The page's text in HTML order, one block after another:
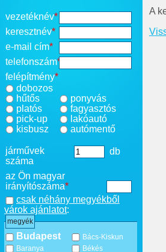
vezetéknév*
keresztnév*
e-mail cím*
telefonszám*
felépítmény*
dobozos
hűtős
platós
pick-up
kisbusz
ponyvás
fagyasztós
lakóautó
autómentő
járművek
száma
db
az Ön magyar
irányítószáma*
csak néhány megyékből
várok ajánlatot:
megyék
Budapest
Bács-Kiskun
Baranya
Békés
A